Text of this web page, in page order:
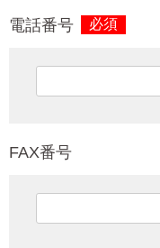
電話番号 必須
FAX番号